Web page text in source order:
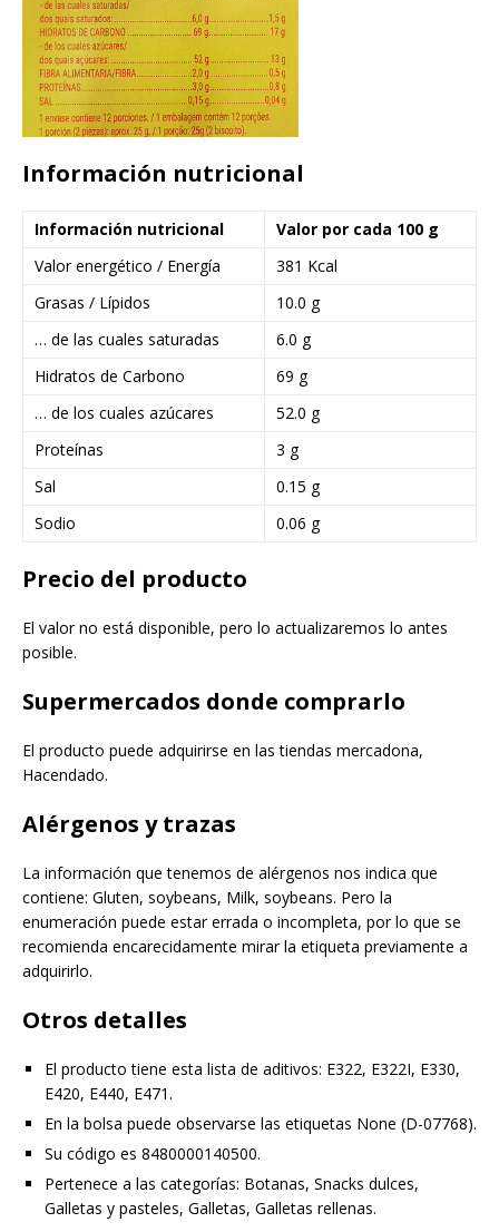
Información nutricional
Información nutricional
Valor por cada 100 g
Valor energético / Energía
381 Kcal
Grasas / Lípidos
10.0 g
… de las cuales saturadas
6.0 g
Hidratos de Carbono
69 g
… de los cuales azúcares
52.0 g
Proteínas
3 g
Sal
0.15 g
Sodio
0.06 g
Precio del producto
El valor no está disponible, pero lo actualizaremos lo antes
posible.
Supermercados donde comprarlo
El producto puede adquirirse en las tiendas mercadona,
Hacendado.
Alérgenos y trazas
La información que tenemos de alérgenos nos indica que
contiene: Gluten, soybeans, Milk, soybeans. Pero la
enumeración puede estar errada o incompleta, por lo que se
recomienda encarecidamente mirar la etiqueta previamente a
adquirirlo.
Otros detalles
El producto tiene esta lista de aditivos: E322, E322I, E330,
E420, E440, E471.
En la bolsa puede observarse las etiquetas None (D-07768).
Su código es 8480000140500.
Pertenece a las categorías: Botanas, Snacks dulces,
Galletas y pasteles, Galletas, Galletas rellenas.